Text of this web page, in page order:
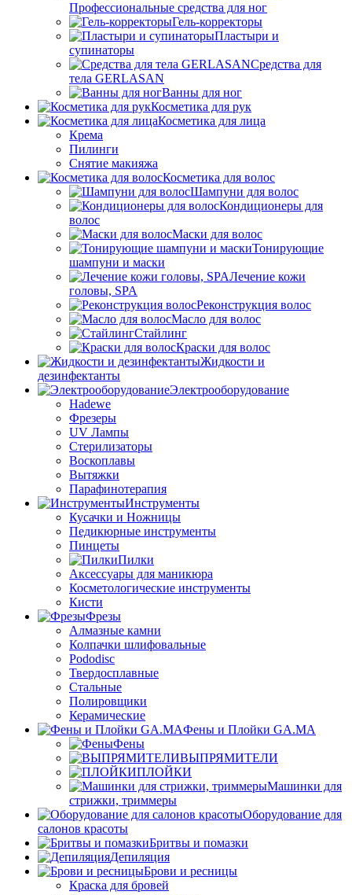
Профессиональные средства для ног
Гель-корректоры
Пластыри и
супинаторы
Средства для
тела GERLASAN
Ванны для ног
Косметика для рук
Косметика для лица
Крема
Пилинги
Снятие макияжа
Косметика для волос
Шампуни для волос
Кондиционеры для
волос
Маски для волос
Тонирующие
шампуни и маски
Лечение кожи
головы, SPA
Реконструкция волос
Масло для волос
Стайлинг
Краски для волос
Жидкости и
дезинфектанты
Электрооборудование
Hadewe
Фрезеры
UV Лампы
Стерилизаторы
Воскоплавы
Вытяжки
Парафинотерапия
Инструменты
Кусачки и Ножницы
Педикюрные инструменты
Пинцеты
Пилки
Аксессуары для маникюра
Косметологические инструменты
Кисти
Фрезы
Алмазные камни
Колпачки шлифовальные
Pododisc
Твердосплавные
Стальные
Полировщики
Керамические
Фены и Плойки GA.MA
Фены
ВЫПРЯМИТЕЛИ
ПЛОЙКИ
Машинки для
стрижки, триммеры
Оборудование для
салонов красоты
Бритвы и помазки
Депиляция
Брови и ресницы
Краска для бровей